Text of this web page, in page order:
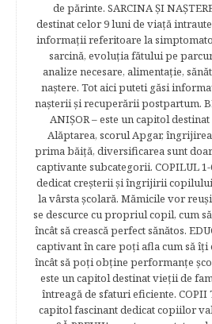
de părinte. SARCINA ŞI
destinat celor 9 luni de viaţă
informaţii referitoare la
sarcină, evoluţia fătului pe
analize necesare, alimentaţie,
naştere. Tot aici puteti găsi
naşterii şi recuperării postpartum.
ANIŞOR – este un capitol
Alăptarea, scorul Apgar,
prima băiţă, diversificarea sunt
captivante subcategorii. COPILUL
dedicat creşterii şi îngrijirii
la vârsta şcolară. Mămicile vor
se descurce cu propriul copil, cum
încât să crească perfect sănătos.
captivant în care poţi afla cum să
încât să poţi obţine performanţe
este un capitol destinat vieţii de
întreagă de sfaturi eficiente. COPII
capitol fascinant dedicat copiilor